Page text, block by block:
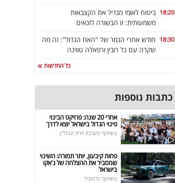
18:20 ביטוח לאומי מגדיל את הקצבאות
משמעותית: זו הבשורה לזכאים
18:30 חודש אחרי הגמר של "האח הגדול": זה מה
שקרה עם גל רובין ורפאלה טווינה
כל החדשות
כתבות נוספות
אחרי 20 שנה: פרויקט הבינוי
פינוי הגדול בישראל יוצא לדרך
בשיתוף מערכת זירת הנדל"ן
פחות קיבעון, יותר תמורה: השינוי
שמסביר את ההצלחה של ג'אקו
בישראל
בשיתוף כלמוביל